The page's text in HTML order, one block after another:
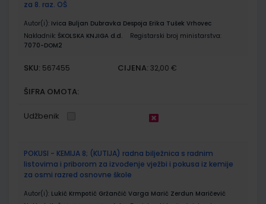
za 8. raz. OŠ
Autor(i): Ivica Buljan Dubravka Despoja Erika Tušek Vrhovec
Nakladnik: ŠKOLSKA KNJIGA d.d.
Registarski broj ministarstva:
7070-DOM2
SKU: 567455 CIJENA: 32,00 €
ŠIFRA OMOTA:
Udžbenik
POKUSI - KEMIJA 8; (KUTIJA) radna bilježnica s radnim
listovima i priborom za izvođenje vježbi i pokusa iz kemije
za osmi razred osnovne škole
Autor(i): Lukić Krmpotić Gržančić Varga Marić Zerdun Maričević